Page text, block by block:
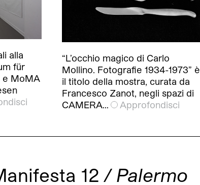
alla
für
e MoMA
“L’occhio magico di Carlo
Mollino. Fotografie 1934-1973” è
il titolo della mostra, curata da
Francesco Zanot, negli spazi di
CAMERA…
Approfondisci
12 / Palermo